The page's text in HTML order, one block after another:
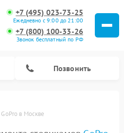
+7 (495) 023-73-25
Ежедневно с 9:00 до 21:00
+7 (800) 100-33-26
Звонок бесплатный по РФ
Позвонить
в Москве